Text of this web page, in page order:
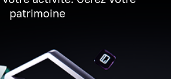
patrimoine